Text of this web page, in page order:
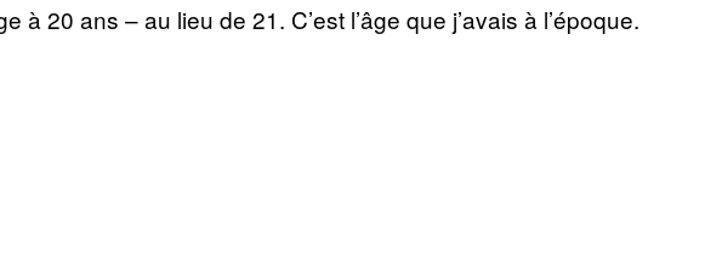
à 20 ans – au lieu de 21. C’est l’âge que j’avais à l’époque.